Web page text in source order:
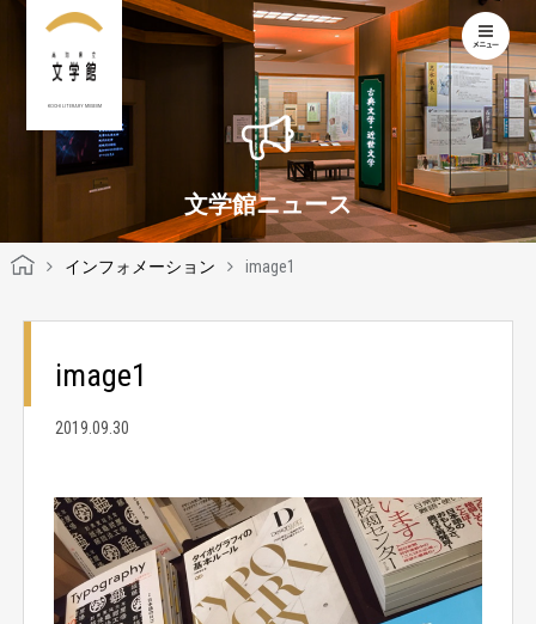
KOCHI LITERARY MUSEUM
文学館ニュース
インフォメーション image1
image1
2019.09.30